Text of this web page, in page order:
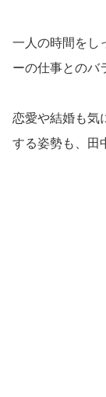
一人の時間をし
ーの仕事とのバ
恋愛や結婚も気
する姿勢も、田